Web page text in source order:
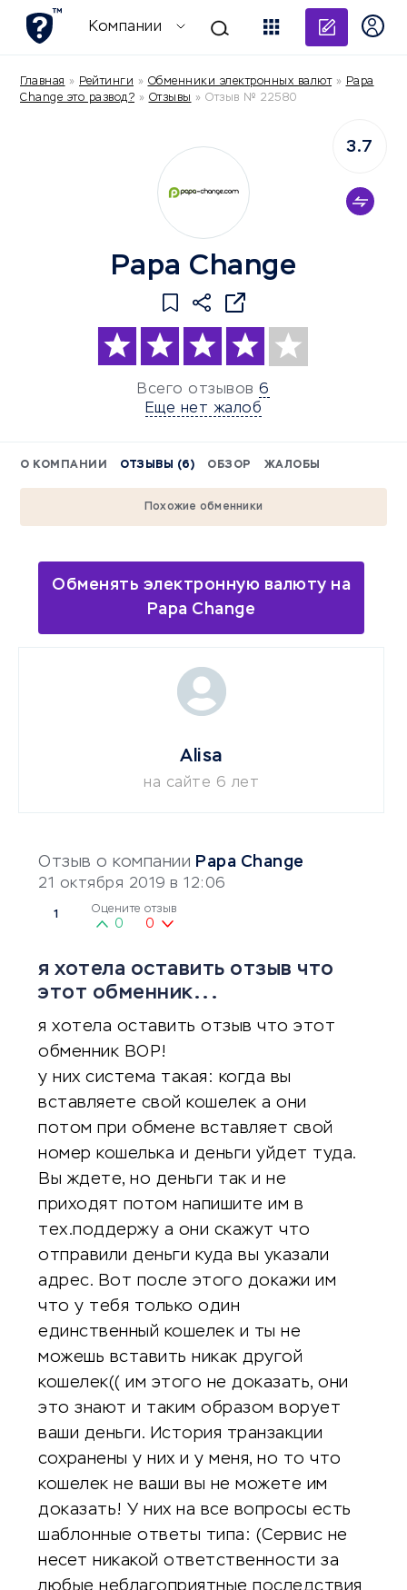
Компании
Главная » Рейтинги » Обменники электронных валют» Papa
Change это развод? » Отзывы » Отзыв № 22580
Papa Change
Всего отзывов 6
Еще нет жалоб
3.7
О КОМПАНИИ ОТЗЫВЫ (6) ОБЗОР ЖАЛОБЫ
Похожие обменники
Обменять электронную валюту на
Papa Change
Отзыв о компании Papa Change
21 октября 2019 в 12:06
1 Оцените отзыв
0 0
я хотела оставить отзыв что
этот обменник...
я хотела оставить отзыв что этот
обменник ВОР!
у них система такая: когда вы
вставляете свой кошелек а они
потом при обмене вставляет свой
номер кошелька и деньги уйдет туда.
Вы ждете, но деньги так и не
приходят потом напишите им в
тех.поддержу а они скажут что
отправили деньги куда вы указали
адрес. Вот после этого докажи им
что у тебя только один
единственный кошелек и ты не
можешь вставить никак другой
кошелек(( им этого не доказать, они
это знают и таким образом ворует
ваши деньги. История транзакции
сохранены у них и у меня, но то что
кошелек не ваши вы не можете им
доказать! У них на все вопросы есть
шаблонные ответы типа: (Сервис не
несет никакой ответственности за
любые неблагоприятные последствия
Alisa
на сайте 6 лет